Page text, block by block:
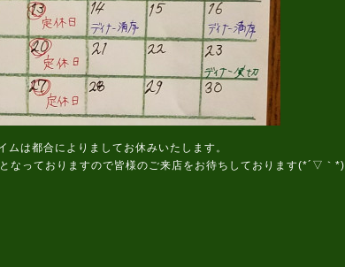
は都合によりましてお休みいたします。
なっておりますので皆様のご来店をお待ちしております(*´▽｀*)